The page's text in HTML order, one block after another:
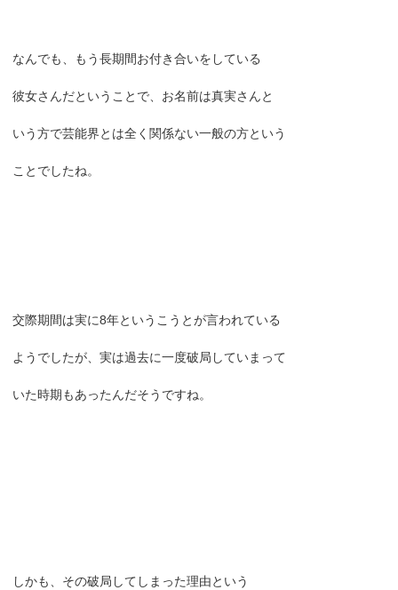
なんでも、もう長期間お付き合いをしている
彼女さんだということで、お名前は真実さんと
いう方で芸能界とは全く関係ない一般の方という
ことでしたね。
交際期間は実に8年というこうとが言われている
ようでしたが、実は過去に一度破局していまって
いた時期もあったんだそうですね。
しかも、その破局してしまった理由という